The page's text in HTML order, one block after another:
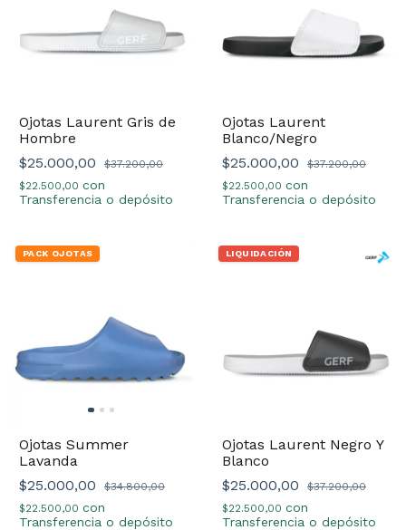
Ojotas Laurent Gris de
Hombre
$25.000,00
$37.200,00
$22.500,00 con
Transferencia o depósito
Ojotas Laurent
Blanco/Negro
$25.000,00
$37.200,00
$22.500,00 con
Transferencia o depósito
PACK OJOTAS
Ojotas Summer
Lavanda
$25.000,00
$34.800,00
$22.500,00 con
Transferencia o depósito
LIQUIDACIÓN
Ojotas Laurent Negro Y
Blanco
$25.000,00
$37.200,00
$22.500,00 con
Transferencia o depósito